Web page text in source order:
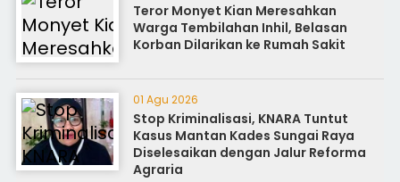
Teror Monyet Kian Meresahkan
Warga Tembilahan Inhil, Belasan
Korban Dilarikan ke Rumah Sakit
01 Agu 2026
Stop Kriminalisasi, KNARA Tuntut
Kasus Mantan Kades Sungai Raya
Diselesaikan dengan Jalur Reforma
Agraria